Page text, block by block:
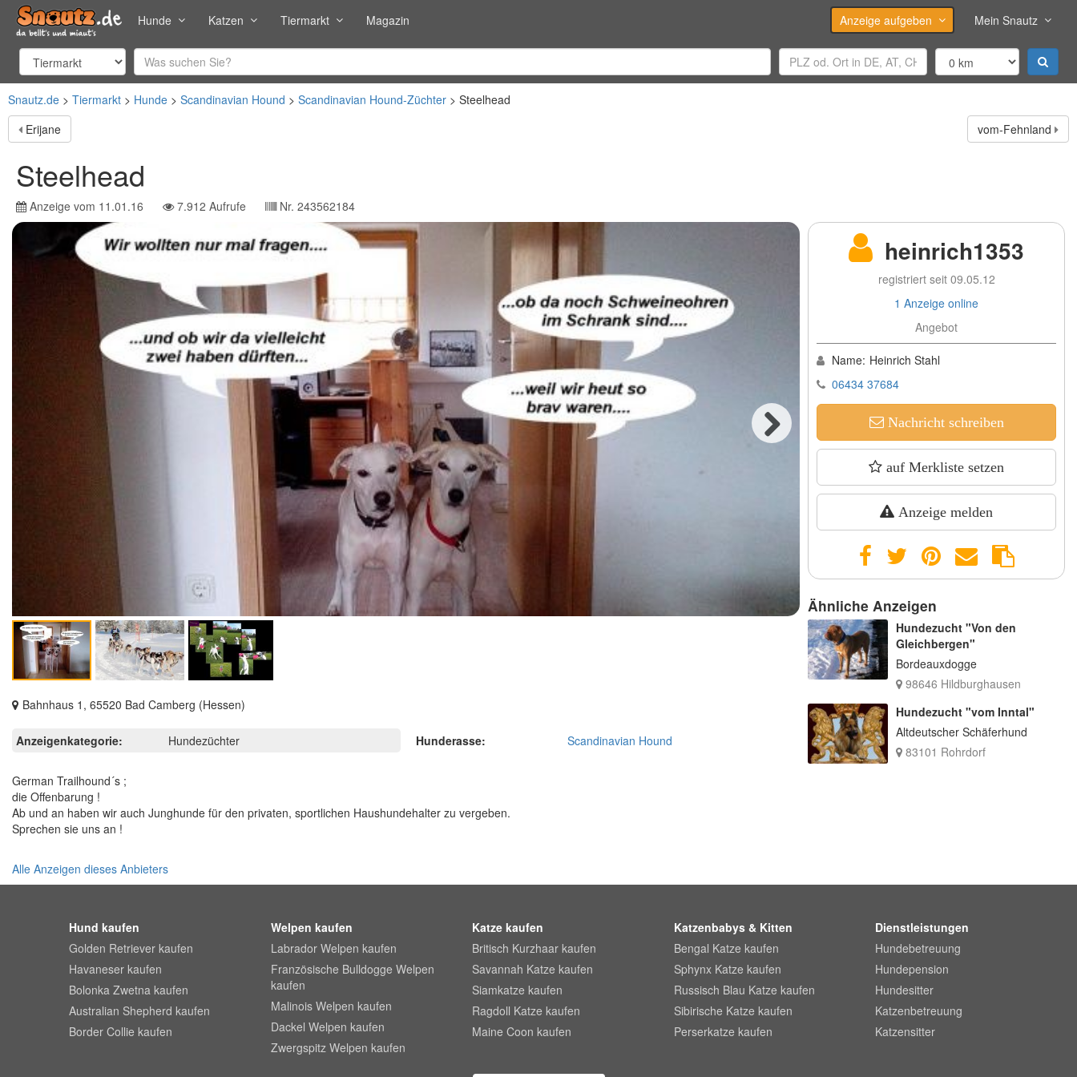
Hunde Katzen Tiermarkt Magazin Anzeige aufgeben Mein Snautz
Snautz.de Tiermarkt Hunde Scandinavian Hound Scandinavian Hound-Züchter
Steelhead
Erijane
vom-Fehnland
Steelhead
Anzeige vom 11.01.16 7.912 Aufrufe Nr. 243562184
Bahnhaus 1, 65520 Bad Camberg (Hessen)
Anzeigenkategorie: Hundezüchter Hunderasse: Scandinavian Hound
German Trailhound´s ;
die Offenbarung !
Ab und an haben wir auch Junghunde für den privaten, sportlichen Haushundehalter zu vergeben.
Sprechen sie uns an !
Alle Anzeigen dieses Anbieters
heinrich1353
registriert seit 09.05.12
1 Anzeige online
Angebot
Name: Heinrich Stahl
06434 37684
Nachricht schreiben
auf Merkliste setzen
Anzeige melden
Ähnliche Anzeigen
Hundezucht "Von den
Gleichbergen"
Bordeauxdogge
98646 Hildburghausen
Hundezucht "vom Inntal"
Altdeutscher Schäferhund
83101 Rohrdorf
Hund kaufen
Golden Retriever kaufen
Havaneser kaufen
Bolonka Zwetna kaufen
Australian Shepherd kaufen
Border Collie kaufen
Welpen kaufen
Labrador Welpen kaufen
Französische Bulldogge Welpen
kaufen
Malinois Welpen kaufen
Dackel Welpen kaufen
Zwergspitz Welpen kaufen
Katze kaufen
Britisch Kurzhaar kaufen
Savannah Katze kaufen
Siamkatze kaufen
Ragdoll Katze kaufen
Maine Coon kaufen
Katzenbabys & Kitten
Bengal Katze kaufen
Sphynx Katze kaufen
Russisch Blau Katze kaufen
Sibirische Katze kaufen
Perserkatze kaufen
Dienstleistungen
Hundebetreuung
Hundepension
Hundesitter
Katzenbetreuung
Katzensitter